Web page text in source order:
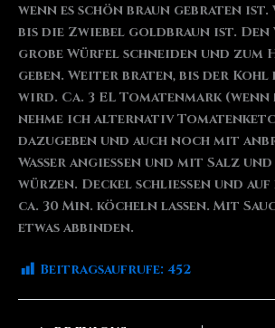
wenn es schön braun gebraten
bis die Zwiebel goldbraun ist.
grobe Würfel schneiden und zum
geben. Weiter braten, bis der
wird. Ca. 3 EL Tomatenmark
nehme ich alternativ
dazugeben und auch noch mit
Wasser angießen und mit Salz
würzen. Deckel schließen und auf
ca. 30 Min. köcheln lassen. Mit
etwas abbinden.
Beitragsaufrufe: 452